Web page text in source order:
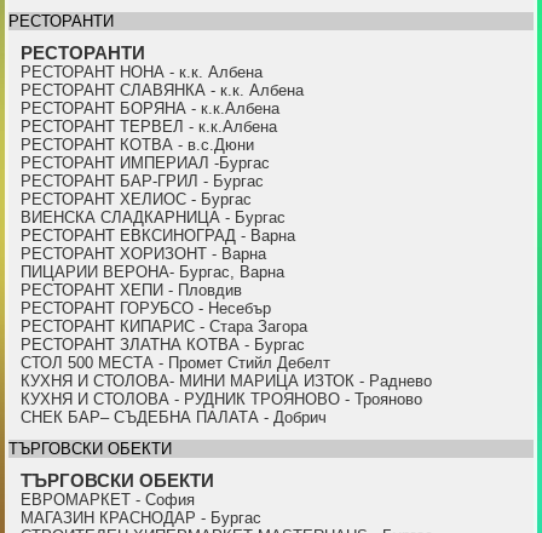
РЕСТОРАНТИ
РЕСТОРАНТИ
РЕСТОРАНТ НОНА - к.к. Албена
РЕСТОРАНТ СЛАВЯНКА - к.к. Албена
РЕСТОРАНТ БОРЯНА - к.к.Албена
РЕСТОРАНТ ТЕРВЕЛ - к.к.Албена
РЕСТОРАНТ КОТВА - в.с.Дюни
РЕСТОРАНТ ИМПЕРИАЛ -Бургас
РЕСТОРАНТ БАР-ГРИЛ - Бургас
РЕСТОРАНТ ХЕЛИОС - Бургас
ВИЕНСКА СЛАДКАРНИЦА - Бургас
РЕСТОРАНТ ЕВКСИНОГРАД - Варна
РЕСТОРАНТ ХОРИЗОНТ - Варна
ПИЦАРИИ ВЕРОНА- Бургас, Варна
РЕСТОРАНТ ХЕПИ - Пловдив
РЕСТОРАНТ ГОРУБСО - Несебър
РЕСТОРАНТ КИПАРИС - Стара Загора
РЕСТОРАНТ ЗЛАТНА КОТВА - Бургас
СТОЛ 500 МЕСТА - Промет Стийл Дебелт
КУХНЯ И СТОЛОВА- МИНИ МАРИЦА ИЗТОК - Раднево
КУХНЯ И СТОЛОВА - РУДНИК ТРОЯНОВО - Трояново
СНЕК БАР– СЪДЕБНА ПАЛАТА - Добрич
ТЪРГОВСКИ ОБЕКТИ
ТЪРГОВСКИ ОБЕКТИ
ЕВРОМАРКЕТ - София
МАГАЗИН КРАСНОДАР - Бургас